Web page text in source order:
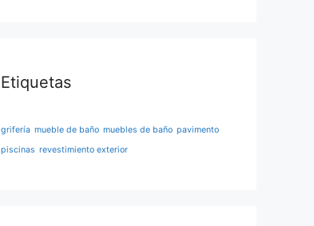
Etiquetas
grifería mueble de baño muebles de baño pavimento
piscinas revestimiento exterior